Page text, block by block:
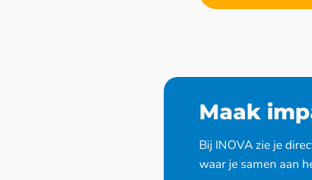
Maak
Bij INOVA zie je
waar je samen aan